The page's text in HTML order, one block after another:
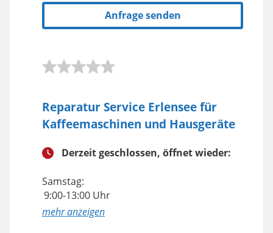
Anfrage senden
Reparatur Service Erlensee für
Kaffeemaschinen und Hausgeräte
Derzeit geschlossen, öffnet wieder:
Samstag:
9:00-13:00 Uhr
anzeigen